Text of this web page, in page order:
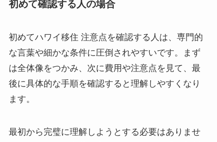
初めて確認する人の場合
初めてハワイ移住 注意点を確認する人は、専門的
な言葉や細かな条件に圧倒されやすいです。まず
は全体像をつかみ、次に費用や注意点を見て、最
後に具体的な手順を確認すると理解しやすくなり
ます。
最初から完璧に理解しようとする必要はありませ